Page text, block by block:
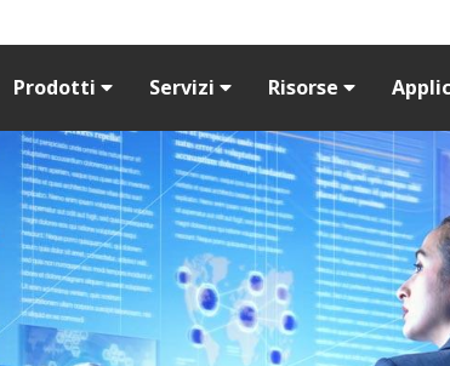
Prodotti Servizi Risorse